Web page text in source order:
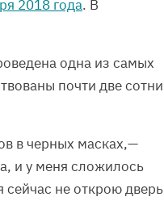
2018 года. В
одна из самых
почти две сотни
в черных масках,—
и у меня сложилось
не открою дверь